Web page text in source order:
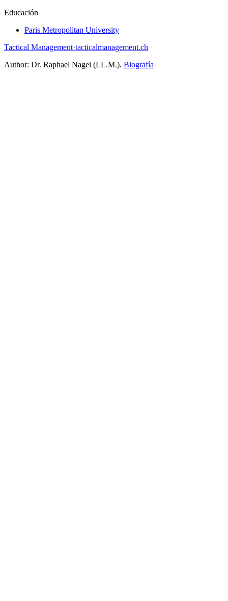
Educación
Paris Metropolitan University
Tactical Management·tacticalmanagement.ch
Author: Dr. Raphael Nagel (LL.M.). Biografía